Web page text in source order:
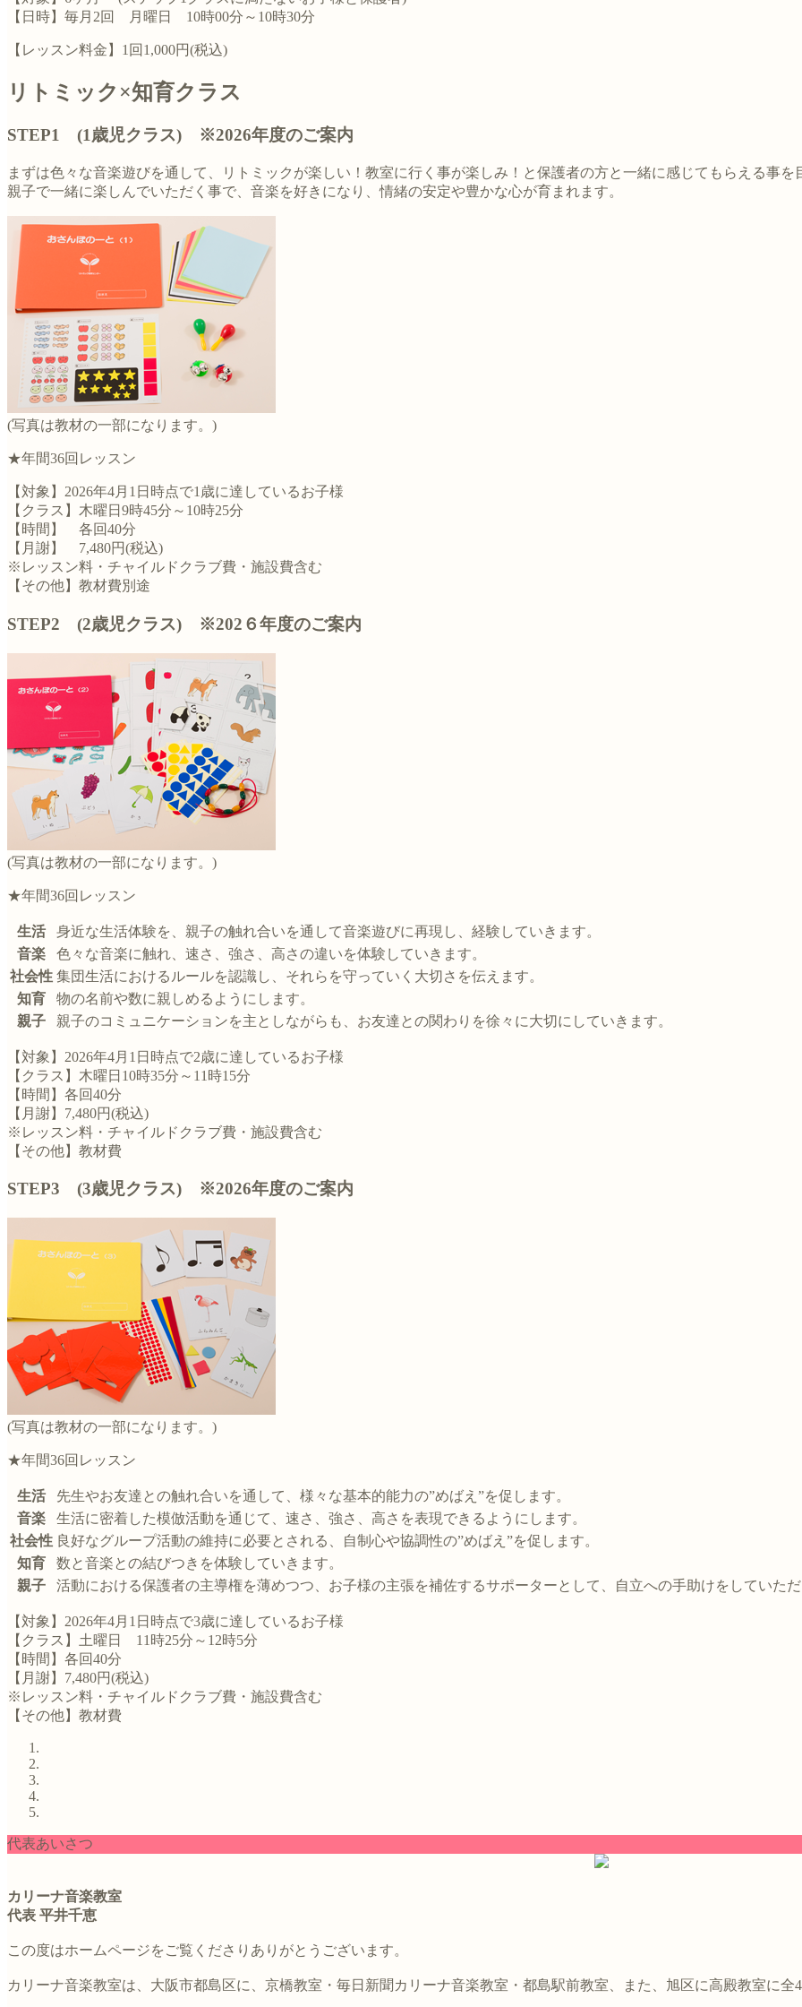
【日時】毎月2回 月曜日 10時00分～10時30分
【レッスン料金】1回1,000円(税込)
リトミック×知育クラス
STEP1 (1歳児クラス) ※2026年度のご案内
まずは色々な音楽遊びを通して、リトミックが楽しい！教室に行く事が楽しみ！と保護者の方と一緒に感じてもらえる事を
親子で一緒に楽しんでいただく事で、音楽を好きになり、情緒の安定や豊かな心が育まれます。
(写真は教材の一部になります。)
★年間36回レッスン
【対象】2026年4月1日時点で1歳に達しているお子様
【クラス】木曜日9時45分～10時25分
【時間】 各回40分
【月謝】 7,480円(税込)
※レッスン料・チャイルドクラブ費・施設費含む
【その他】教材費別途
STEP2 (2歳児クラス) ※202６年度のご案内
(写真は教材の一部になります。)
★年間36回レッスン
生活
身近な生活体験を、親子の触れ合いを通して音楽遊びに再現し、経験していきます。
音楽
色々な音楽に触れ、速さ、強さ、高さの違いを体験していきます。
社会性 集団生活におけるルールを認識し、それらを守っていく大切さを伝えます。
知育
物の名前や数に親しめるようにします。
親子
親子のコミュニケーションを主としながらも、お友達との関わりを徐々に大切にしていきます。
【対象】2026年4月1日時点で2歳に達しているお子様
【クラス】木曜日10時35分～11時15分
【時間】各回40分
【月謝】7,480円(税込)
※レッスン料・チャイルドクラブ費・施設費含む
【その他】教材費
STEP3 (3歳児クラス) ※2026年度のご案内
(写真は教材の一部になります。)
★年間36回レッスン
生活
先生やお友達との触れ合いを通して、様々な基本的能力の”めばえ”を促します。
音楽
生活に密着した模倣活動を通じて、速さ、強さ、高さを表現できるようにします。
社会性 良好なグループ活動の維持に必要とされる、自制心や協調性の”めばえ”を促します。
知育
数と音楽との結びつきを体験していきます。
親子
活動における保護者の主導権を薄めつつ、お子様の主張を補佐するサポーターとして、自立への手助けをしていた
【対象】2026年4月1日時点で3歳に達しているお子様
【クラス】土曜日 11時25分～12時5分
【時間】各回40分
【月謝】7,480円(税込)
※レッスン料・チャイルドクラブ費・施設費含む
【その他】教材費
代表あいさつ
カリーナ音楽教室
代表 平井千恵
この度はホームページをご覧くださりありがとうございます。
カリーナ音楽教室は、大阪市都島区に、京橋教室・毎日新聞カリーナ音楽教室・都島駅前教室、また、旭区に高殿教室に全